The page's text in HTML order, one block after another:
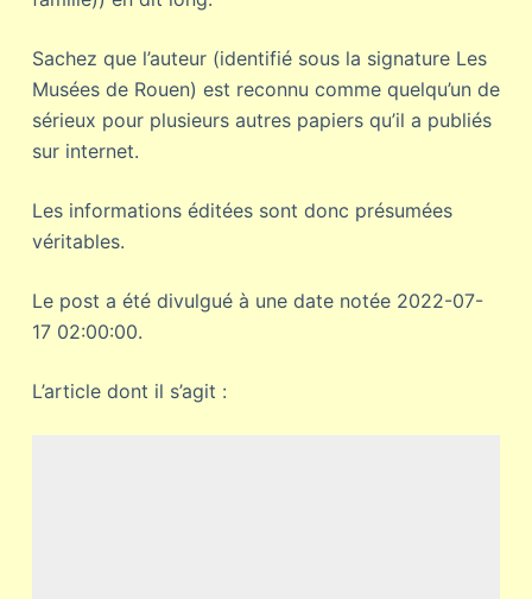
Sachez que l’auteur (identifié sous la signature Les
Musées de Rouen) est reconnu comme quelqu’un de
sérieux pour plusieurs autres papiers qu’il a publiés
sur internet.
Les informations éditées sont donc présumées
véritables.
Le post a été divulgué à une date notée 2022-07-
17 02:00:00.
L’article dont il s’agit :